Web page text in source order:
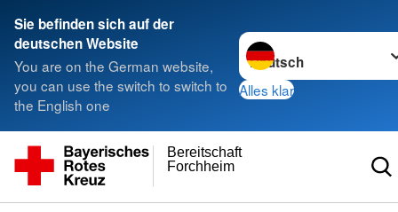
Sie befinden sich auf der
deutschen Website
You are on the German website,
you can use the switch to switch to
the English one
Sprache wechseln zu
Alles klar
Forchheim
Bereitschaft